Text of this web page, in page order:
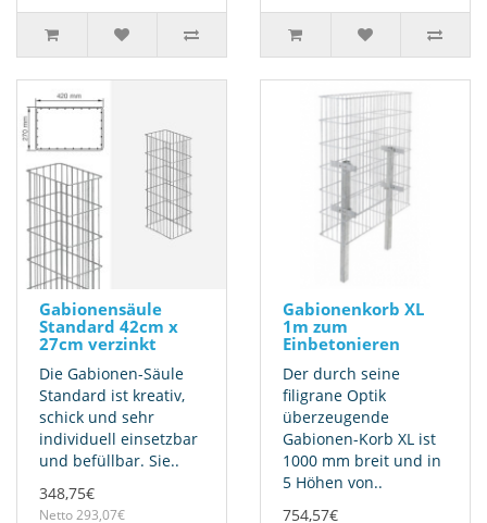
Gabionensäule
Standard 42cm x
27cm verzinkt
Die Gabionen-Säule
Standard ist kreativ,
schick und sehr
individuell einsetzbar
und befüllbar. Sie..
348,75€
Netto 293,07€
Gabionenkorb XL
1m zum
Einbetonieren
Der durch seine
filigrane Optik
überzeugende
Gabionen-Korb XL ist
1000 mm breit und in
5 Höhen von..
754,57€